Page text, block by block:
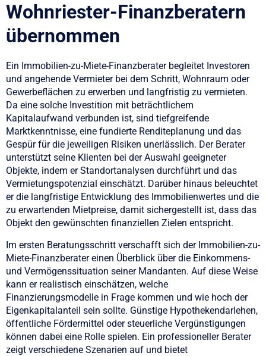
Wohnriester-Finanzberatern
übernommen
Ein Immobilien-zu-Miete-Finanzberater begleitet Investoren
und angehende Vermieter bei dem Schritt, Wohnraum oder
Gewerbeflächen zu erwerben und langfristig zu vermieten.
Da eine solche Investition mit beträchtlichem
Kapitalaufwand verbunden ist, sind tiefgreifende
Marktkenntnisse, eine fundierte Renditeplanung und das
Gespür für die jeweiligen Risiken unerlässlich. Der Berater
unterstützt seine Klienten bei der Auswahl geeigneter
Objekte, indem er Standortanalysen durchführt und das
Vermietungspotenzial einschätzt. Darüber hinaus beleuchtet
er die langfristige Entwicklung des Immobilienwertes und die
zu erwartenden Mietpreise, damit sichergestellt ist, dass das
Objekt den gewünschten finanziellen Zielen entspricht.
Im ersten Beratungsschritt verschafft sich der Immobilien-zu-
Miete-Finanzberater einen Überblick über die Einkommens-
und Vermögenssituation seiner Mandanten. Auf diese Weise
kann er realistisch einschätzen, welche
Finanzierungsmodelle in Frage kommen und wie hoch der
Eigenkapitalanteil sein sollte. Günstige Hypothekendarlehen,
öffentliche Fördermittel oder steuerliche Vergünstigungen
können dabei eine Rolle spielen. Ein professioneller Berater
zeigt verschiedene Szenarien auf und bietet